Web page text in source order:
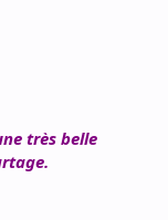
très belle